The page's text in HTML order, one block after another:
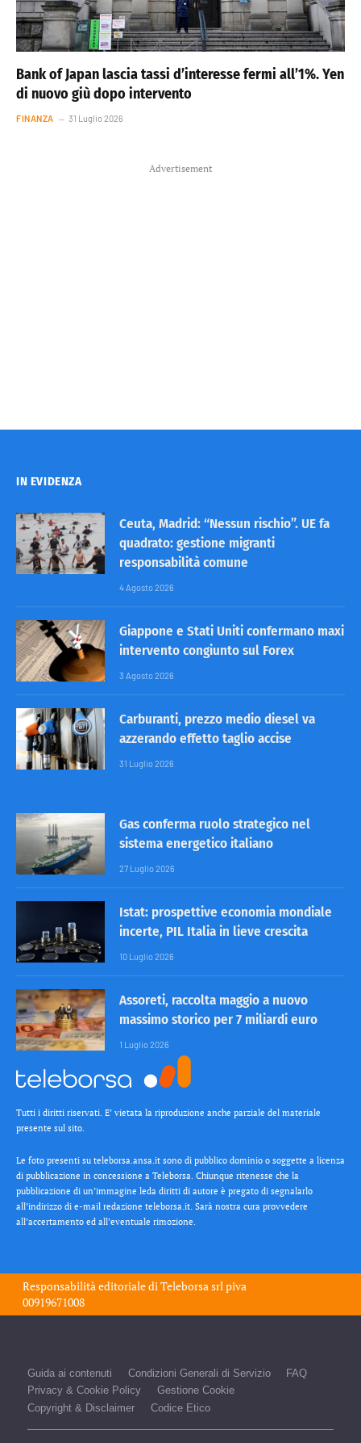
Bank of Japan lascia tassi d’interesse fermi all’1%. Yen
di nuovo giù dopo intervento
FINANZA 31 Luglio 2026
Advertisement
IN EVIDENZA
Ceuta, Madrid: “Nessun rischio”. UE fa
quadrato: gestione migranti
responsabilità comune
4 Agosto 2026
Giappone e Stati Uniti confermano maxi
intervento congiunto sul Forex
3 Agosto 2026
Carburanti, prezzo medio diesel va
azzerando effetto taglio accise
31 Luglio 2026
Gas conferma ruolo strategico nel
sistema energetico italiano
27 Luglio 2026
Istat: prospettive economia mondiale
incerte, PIL Italia in lieve crescita
10 Luglio 2026
Assoreti, raccolta maggio a nuovo
massimo storico per 7 miliardi euro
1 Luglio 2026
Tutti i diritti riservati. E’ vietata la riproduzione anche parziale del materiale
presente sul sito.
Le foto presenti su teleborsa.ansa.it sono di pubblico dominio o soggette a licenza
di pubblicazione in concessione a Teleborsa. Chiunque ritenesse che la
pubblicazione di un’immagine leda diritti di autore è pregato di segnalarlo
all’indirizzo di e-mail redazione teleborsa.it. Sarà nostra cura provvedere
all’accertamento ed all’eventuale rimozione.
Responsabilità editoriale diTeleborsa srlpiva
00919671008
Guida ai contenuti Condizioni Generali di Servizio
FAQ
Privacy & Cookie Policy
Gestione Cookie
Copyright & Disclaimer
Codice Etico